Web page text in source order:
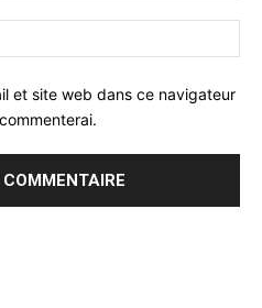
et site web dans ce navigateur